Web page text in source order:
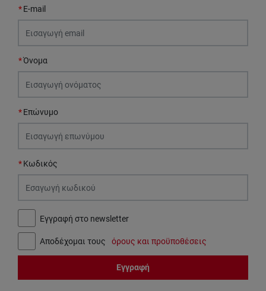
E-mail
Όνομα
Επώνυμο
Κωδικός
Εγγραφή στο newsletter
Αποδέχομαι τους όρους και προϋποθέσεις
Εγγραφή